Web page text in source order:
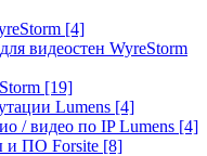
[4]
видеостен WyreStorm
[19]
Lumens [4]
/ видео по IP Lumens [4]
и ПО Forsite [8]